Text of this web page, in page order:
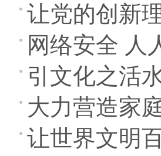
让党的创新
网络安全 人
引文化之活
大力营造家
让世界文明